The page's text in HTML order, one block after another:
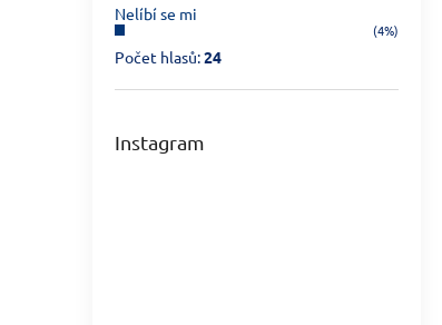
Nelíbí se mi
(4%)
Počet hlasů:24
Instagram